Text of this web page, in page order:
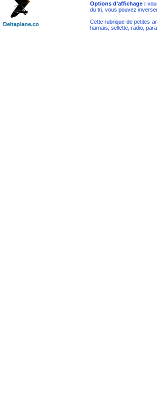
Deltaplane.co
Options d'affichage :
du tri, vous pouvez
Cette rubrique de petites
harnais, sellette, radio,